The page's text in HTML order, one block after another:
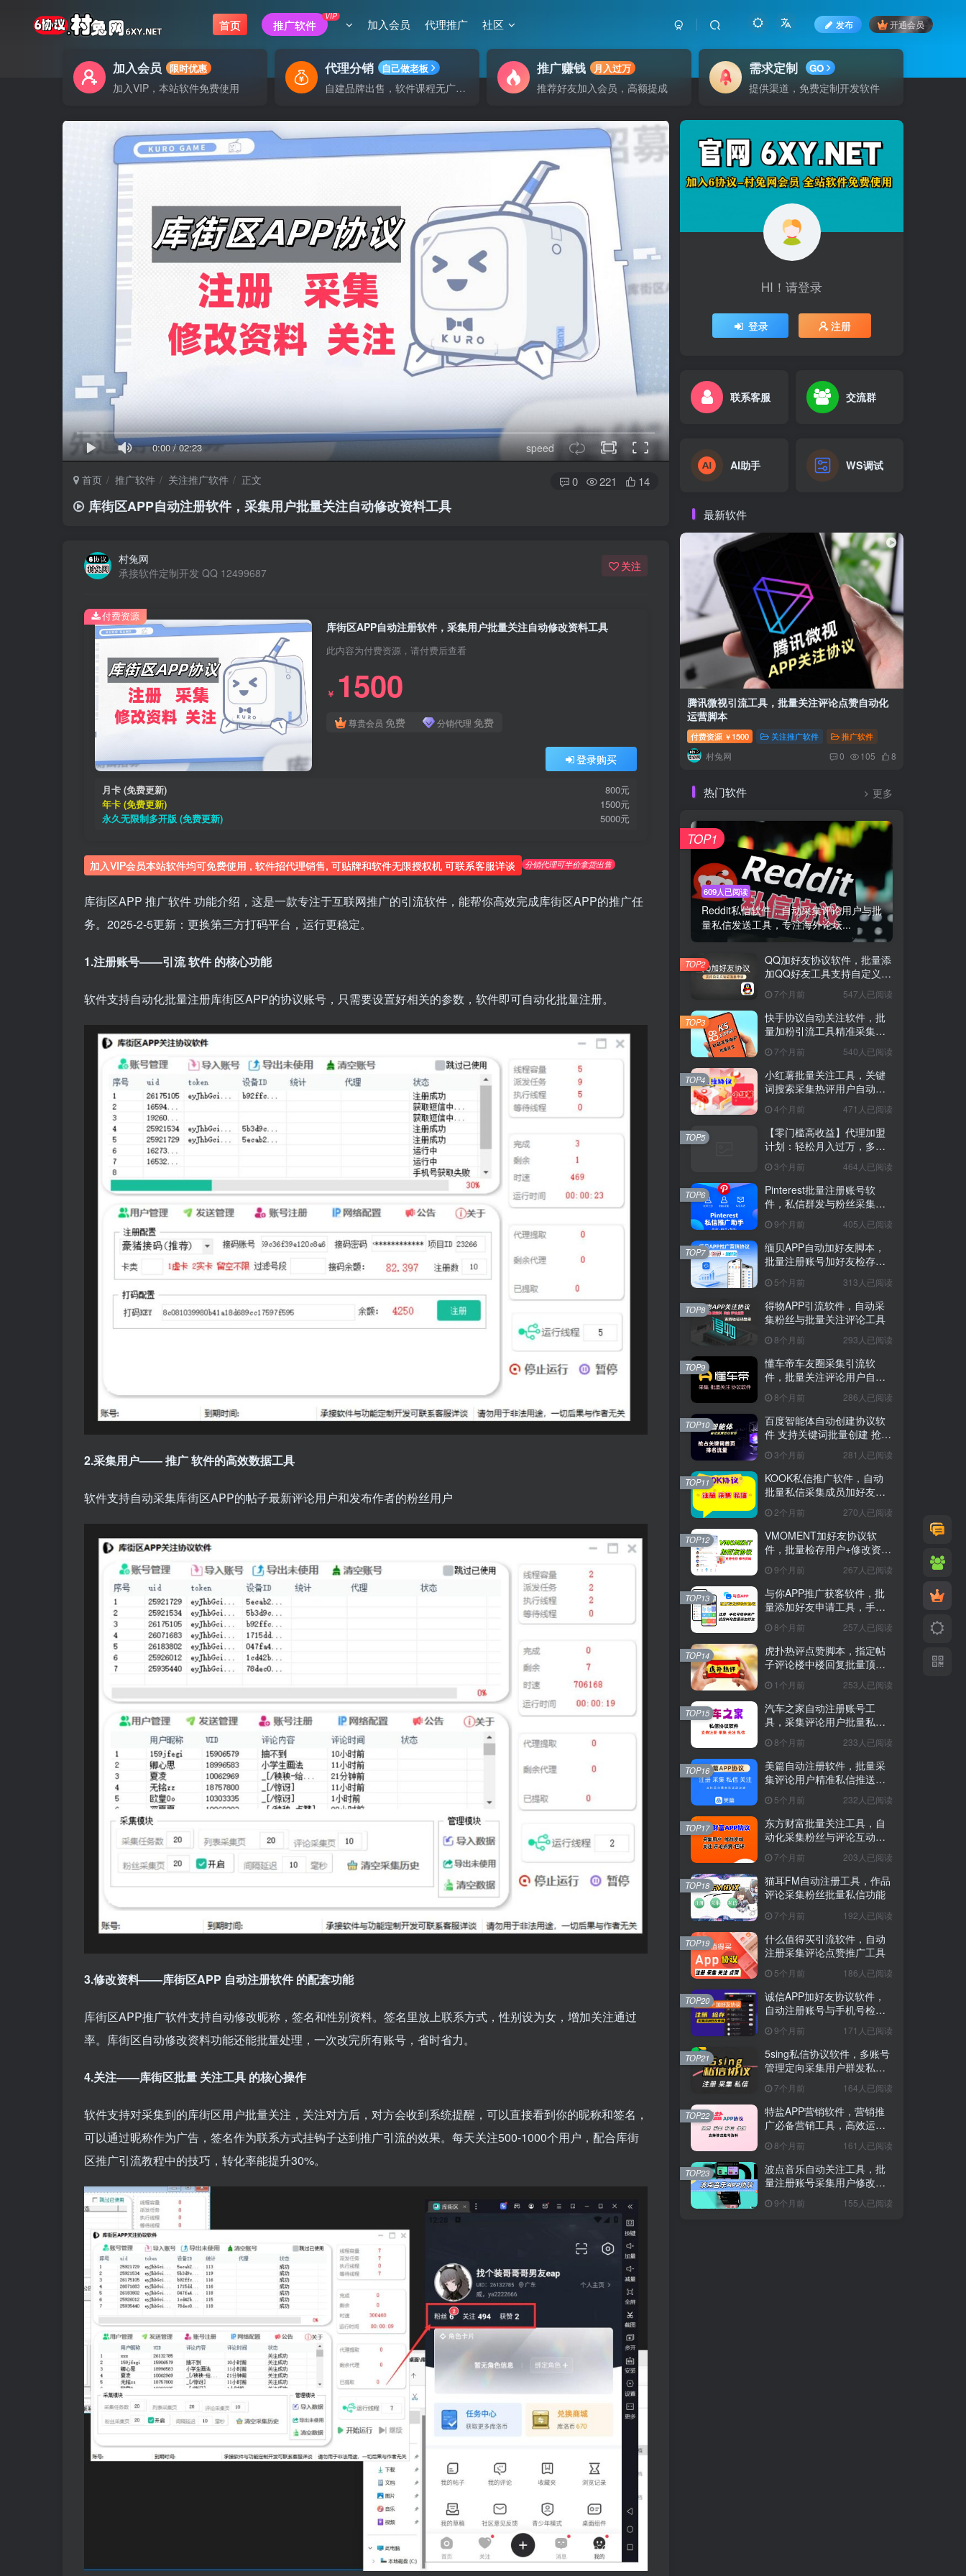
首页 推广软件
VIP
加入会员 代理推广 社区 发布 开通会员
加入会员 限时优惠
加入VIP，本站软件免费使用
代理分销 自己做老板
自建品牌出售，软件课程无广告支持
推广赚钱 月入过万
推荐好友加入会员，高额提成
需求定制 GO
提供渠道，免费定制开发软件
0:00/02:23 speed
首页 推广软件 关注推广软件 正文 0 221 14
库街区APP自动注册软件，采集用户批量关注自动修改资料工具
村兔网
承接软件定制开发 QQ 12499687
关注
库街区APP自动注册软件，采集用户批量关注自动修改资料工具
此内容为付费资源，请付费后查看
￥ 1500
尊贵会员 免费 分销代理 免费
登录购买
月卡 (免费更新)
800元
年卡 (免费更新)
1500元
永久无限制多开版 (免费更新)
5000元
付费资源
加入VIP会员本站软件均可免费使用 , 软件招代理销售, 可贴牌和软件无限授权机 可联系客服详谈 分销代理可半价拿货出售
库街区APP 推广软件功能介绍，这是一款专注于互联网推广的引流软件，能帮你高效完成库街区APP的推广任
务。2025-2-5更新：更换第三方打码平台，运行更稳定。
1.注册账号——引流软件的核心功能
软件支持自动化批量注册库街区APP的协议账号，只需要设置好相关的参数，软件即可自动化批量注册。
2.采集用户——推广软件的高效数据工具
软件支持自动采集库街区APP的帖子最新评论用户和发布作者的粉丝用户
3.修改资料——库街区APP 自动注册软件的配套功能
库街区APP推广软件支持自动修改昵称，签名和性别资料。签名里放上联系方式，性别设为女，增加关注通过
率。库街区自动修改资料功能还能批量处理，一次改完所有账号，省时省力。
4.关注——库街区批量 关注工具 的核心操作
软件支持对采集到的库街区用户批量关注，关注对方后，对方会收到系统提醒，可以直接看到你的昵称和签名，
可以通过昵称作为广告，签名作为联系方式挂钩子达到推广引流的效果。每天关注500-1000个用户，配合库街
区推广引流教程中的技巧，转化率能提升30%。
HI！请登录
登录 注册
联系客服 交流群
AI助手 WS调试
最新软件
腾讯微视引流工具，批量关注评论点赞自动化
运营脚本
付费资源 ￥ 1500 关注推广软件 推广软件
村兔网 0 105 8
热门软件 更多
609人已阅读
Reddit私信软件，自动采集评论用户与批
量私信发送工具，专注海外论坛...
TOP1
QQ加好友协议软件，批量添
加QQ好友工具支持自定义验
7个月前 547人已阅读
TOP2
快手协议自动关注软件，批
量加粉引流工具精准采集评
7个月前 540人已阅读
TOP3
小红薯批量关注工具，关键
词搜索采集热评用户自动互
4个月前 471人已阅读
TOP4
【零门槛高收益】代理加盟
计划：轻松月入过万，多种
3个月前 464人已阅读
TOP5
Pinterest批量注册账号软
件，私信群发与粉丝采集工
9个月前 405人已阅读
TOP6
缅贝APP自动加好友脚本，
批量注册账号加好友检存推
5个月前 313人已阅读
TOP7
得物APP引流软件，自动采
集粉丝与批量关注评论工具
8个月前 293人已阅读
TOP8
懂车帝车友圈采集引流软
件，批量关注评论用户自动
8个月前 286人已阅读
TOP9
百度智能体自动创建协议软
件 支持关键词批量创建 抢占
3个月前 281人已阅读
TOP10
KOOK私信推广软件，自动
批量私信采集成员加好友工
2个月前 270人已阅读
TOP11
VMOMENT加好友协议软
件，批量检存用户+修改资料
9个月前 267人已阅读
TOP12
与你APP推广获客软件，批
量添加好友申请工具，手机
8个月前 257人已阅读
TOP13
虎扑热评点赞脚本，指定帖
子评论楼中楼回复批量顶赞
1个月前 253人已阅读
TOP14
汽车之家自动注册账号工
具，采集评论用户批量私信
8个月前 233人已阅读
TOP15
美篇自动注册软件，批量采
集评论用户精准私信推送工
5个月前 232人已阅读
TOP16
东方财富批量关注工具，自
动化采集粉丝与评论互动软
7个月前 203人已阅读
TOP17
猫耳FM自动注册工具，作品
评论采集粉丝批量私信功能
7个月前 192人已阅读
TOP18
什么值得买引流软件，自动
注册采集评论点赞推广工具
5个月前 186人已阅读
TOP19
诚信APP加好友协议软件，
自动注册账号与手机号检存
9个月前 171人已阅读
TOP20
5sing私信协议软件，多账号
管理定向采集用户群发私信
7个月前 164人已阅读
TOP21
特盐APP营销软件，营销推
广必备营销工具，高效运营
8个月前 161人已阅读
TOP22
波点音乐自动关注工具，批
量注册账号采集用户修改资
9个月前 155人已阅读
TOP23